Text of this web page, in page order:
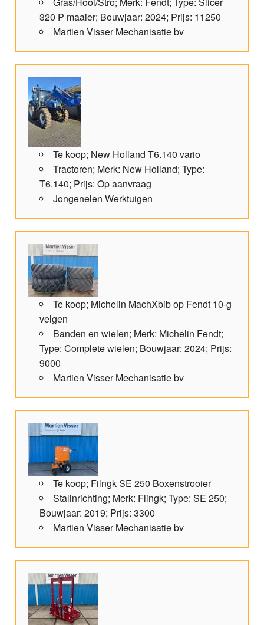
320 P maaier; Bouwjaar: 2024; Prijs: 11250
Martien Visser Mechanisatie bv
Te koop; New Holland T6.140 vario
Tractoren; Merk: New Holland; Type:
T6.140; Prijs: Op aanvraag
Jongenelen Werktuigen
Te koop; Michelin MachXbib op Fendt 10-g
velgen
Banden en wielen; Merk: Michelin Fendt;
Type: Complete wielen; Bouwjaar: 2024; Prijs:
9000
Martien Visser Mechanisatie bv
Te koop; Filngk SE 250 Boxenstrooier
Stalinrichting; Merk: Flingk; Type: SE 250;
Bouwjaar: 2019; Prijs: 3300
Martien Visser Mechanisatie bv